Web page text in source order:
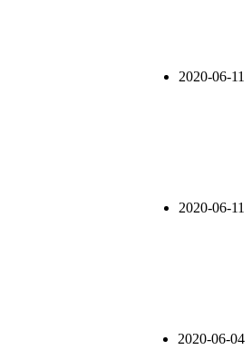
2020-06-11
2020-06-11
2020-06-04